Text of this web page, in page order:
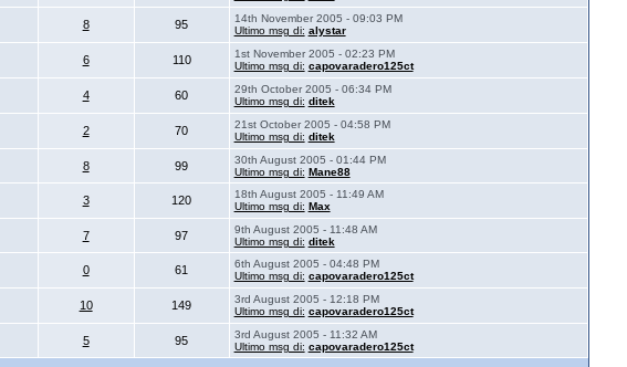
8 95
14th November 2005 - 09:03 PM
Ultimo msg di: alystar
6 110
1st November 2005 - 02:23 PM
Ultimo msg di: capovaradero125ct
4 60
29th October 2005 - 06:34 PM
Ultimo msg di: ditek
2 70
21st October 2005 - 04:58 PM
Ultimo msg di: ditek
8 99
30th August 2005 - 01:44 PM
Ultimo msg di: Mane88
3 120
18th August 2005 - 11:49 AM
Ultimo msg di: Max
7 97
9th August 2005 - 11:48 AM
Ultimo msg di: ditek
0 61
6th August 2005 - 04:48 PM
Ultimo msg di: capovaradero125ct
10 149
3rd August 2005 - 12:18 PM
Ultimo msg di: capovaradero125ct
5 95
3rd August 2005 - 11:32 AM
Ultimo msg di: capovaradero125ct